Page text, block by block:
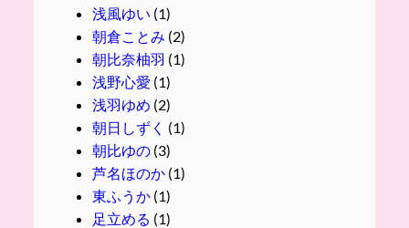
浅風ゆい (1)
朝倉ことみ (2)
朝比奈柚羽 (1)
浅野心愛 (1)
浅羽ゆめ (2)
朝日しずく (1)
朝比ゆの(3)
芦名ほのか(1)
東ふうか(1)
足立める (1)